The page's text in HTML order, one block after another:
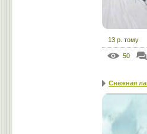
13 р. тому
50
Снежная